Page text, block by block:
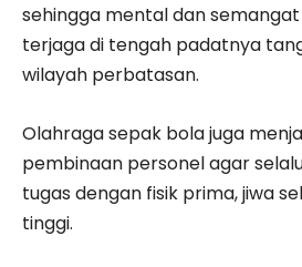
sehingga mental dan
terjaga di tengah padatnya
wilayah perbatasan.
Olahraga sepak bola juga
pembinaan personel agar
tugas dengan fisik prima, jiwa
tinggi.